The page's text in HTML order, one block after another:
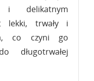
i delikatnym
lekki, trwały i
co czyni go
długotrwałej